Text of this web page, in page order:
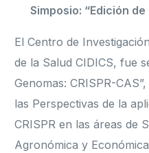
Simposio: “Edición de
El Centro de
de la Salud CIDICS, fue
Genomas: CRISPR-
las Perspectivas de la
CRISPR en las áreas de
Agronómica y